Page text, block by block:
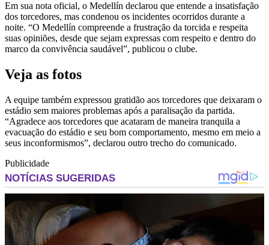
Em sua nota oficial, o Medellín declarou que entende a insatisfação
dos torcedores, mas condenou os incidentes ocorridos durante a
noite. “O Medellín compreende a frustração da torcida e respeita
suas opiniões, desde que sejam expressas com respeito e dentro do
marco da convivência saudável”, publicou o clube.
Veja as fotos
A equipe também expressou gratidão aos torcedores que deixaram o
estádio sem maiores problemas após a paralisação da partida.
“Agradece aos torcedores que acataram de maneira tranquila a
evacuação do estádio e seu bom comportamento, mesmo em meio a
seus inconformismos”, declarou outro trecho do comunicado.
Publicidade